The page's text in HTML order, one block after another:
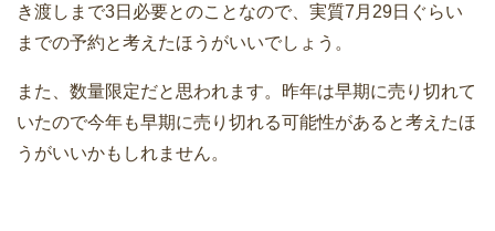
き渡しまで3日必要とのことなので、実質7月29日ぐらい
までの予約と考えたほうがいいでしょう。
また、数量限定だと思われます。昨年は早期に売り切れて
いたので今年も早期に売り切れる可能性があると考えたほ
うがいいかもしれません。